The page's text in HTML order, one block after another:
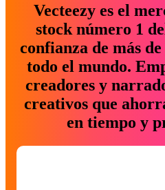
Vecteezy es el
stock número 1
confianza de más
todo el mundo.
creadores y
creativos que
en tiempo y